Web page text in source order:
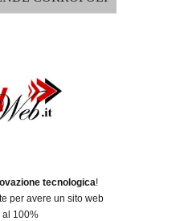
tecnologica!
per avere un sito web
al 100%